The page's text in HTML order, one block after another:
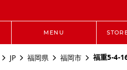
MENU
JP 福岡県 福岡市 福重5-4-